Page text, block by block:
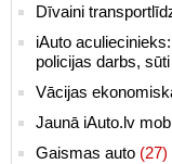
Dīvaini
iAuto
policijas darbs,
Vācijas
Jaunā iAuto.lv
Gaismas auto (27)